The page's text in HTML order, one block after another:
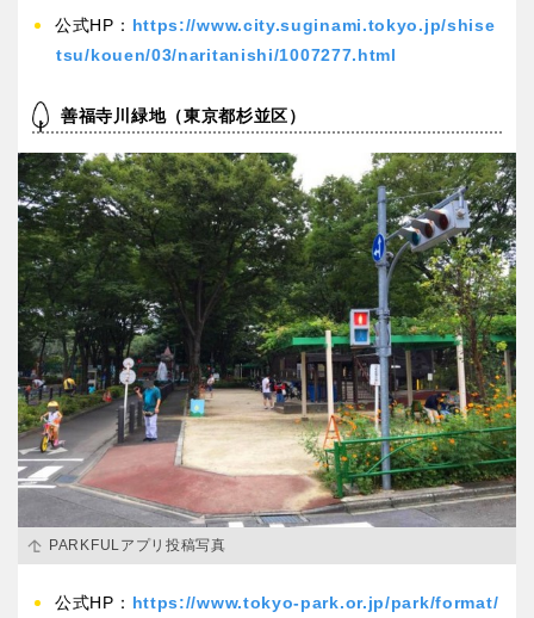
公式HP： https://www.city.suginami.tokyo.jp/shise
tsu/kouen/03/naritanishi/1007277.html
善福寺川緑地（東京都杉並区）
PARKFULアプリ投稿写真
公式HP： https://www.tokyo-park.or.jp/park/format/